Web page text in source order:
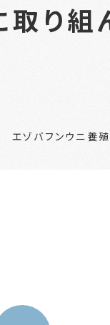
り組
エゾバフンウニ養